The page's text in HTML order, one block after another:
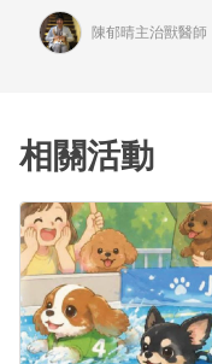
陳郁晴主治獸醫師
相關活動